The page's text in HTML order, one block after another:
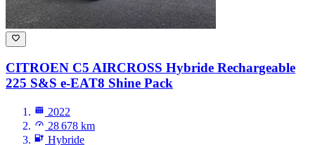
CITROEN C5 AIRCROSS Hybride Rechargeable
225 S&S e-EAT8 Shine Pack
2022
28 678 km
Hybride